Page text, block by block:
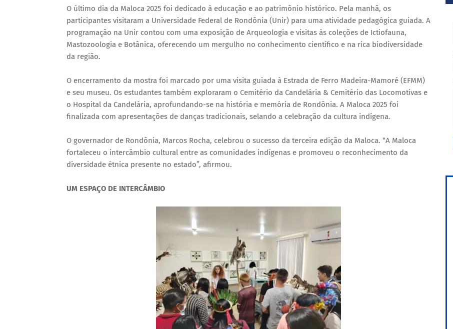
O último dia da Maloca 2025 foi dedicado à educação e ao patrimônio histórico. Pela manhã, os
participantes visitaram a Universidade Federal de Rondônia (Unir) para uma atividade pedagógica guiada. A
programação na Unir contou com uma exposição de Arqueologia e visitas às coleções de Ictiofauna,
Mastozoologia e Botânica, oferecendo um mergulho no conhecimento científico e na rica biodiversidade
da região.
O encerramento da mostra foi marcado por uma visita guiada à Estrada de Ferro Madeira-Mamoré (EFMM)
e seu museu. Os estudantes também exploraram o Cemitério da Candelária & Cemitério das Locomotivas e
o Hospital da Candelária, aprofundando-se na história e memória de Rondônia. A Maloca 2025 foi
finalizada com apresentações de danças tradicionais, selando a celebração da cultura indígena.
O governador de Rondônia, Marcos Rocha, celebrou o sucesso da terceira edição da Maloca. “A Maloca
fortaleceu o intercâmbio cultural entre as comunidades indígenas e promoveu o reconhecimento da
diversidade étnica presente no estado”, afirmou.
UM ESPAÇO DE INTERCÂMBIO